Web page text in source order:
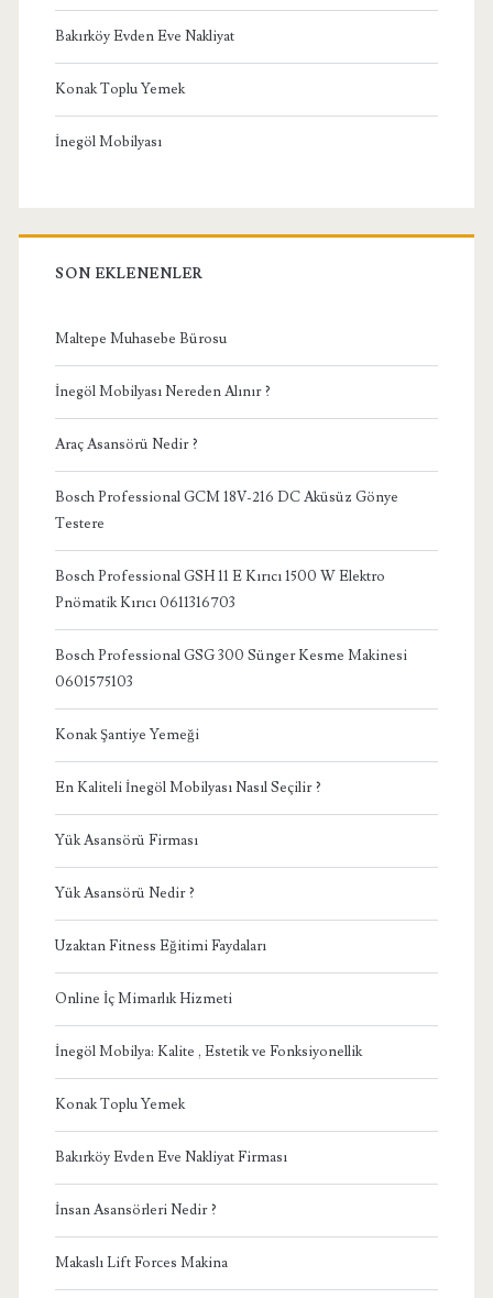
Bakırköy Evden Eve Nakliyat
Konak Toplu Yemek
İnegöl Mobilyası
SON EKLENENLER
Maltepe Muhasebe Bürosu
İnegöl Mobilyası Nereden Alınır ?
Araç Asansörü Nedir ?
Bosch Professional GCM 18V-216 DC Aküsüz Gönye
Testere
Bosch Professional GSH 11 E Kırıcı 1500 W Elektro
Pnömatik Kırıcı 0611316703
Bosch Professional GSG 300 Sünger Kesme Makinesi
0601575103
Konak Şantiye Yemeği
En Kaliteli İnegöl Mobilyası Nasıl Seçilir ?
Yük Asansörü Firması
Yük Asansörü Nedir ?
Uzaktan Fitness Eğitimi Faydaları
Online İç Mimarlık Hizmeti
İnegöl Mobilya: Kalite , Estetik ve Fonksiyonellik
Konak Toplu Yemek
Bakırköy Evden Eve Nakliyat Firması
İnsan Asansörleri Nedir ?
Makaslı Lift Forces Makina